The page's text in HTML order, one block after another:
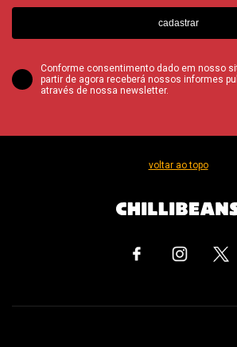
cadastrar
Conforme consentimento dado em nosso
partir de agora receberá nossos informes
através de nossa newsletter.
voltar ao topo